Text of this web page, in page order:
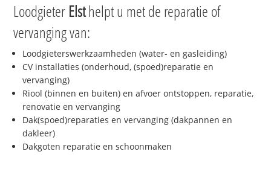
Loodgieter Elsthelpt u met de reparatie of
vervanging van:
Loodgieterswerkzaamheden (water- en gasleiding)
CV installaties (onderhoud, (spoed)reparatie en
vervanging)
Riool (binnen en buiten) en afvoer ontstoppen, reparatie,
renovatie en vervanging
Dak(spoed)reparaties en vervanging (dakpannen en
dakleer)
Dakgoten reparatie en schoonmaken